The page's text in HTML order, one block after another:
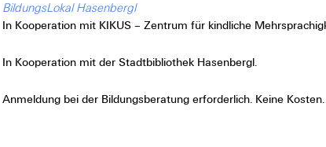
BildungsLokal Hasenbergl
In Kooperation mit KIKUS – Zentrum für kindliche
In Kooperation mit der Stadtbibliothek Hasenbergl.
Anmeldung bei der Bildungsberatung erforderlich. Keine Kosten.